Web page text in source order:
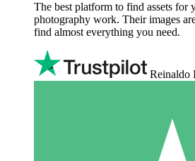
The best platform to find assets for
photography work. Their images
find almost everything you need.
Reinaldo